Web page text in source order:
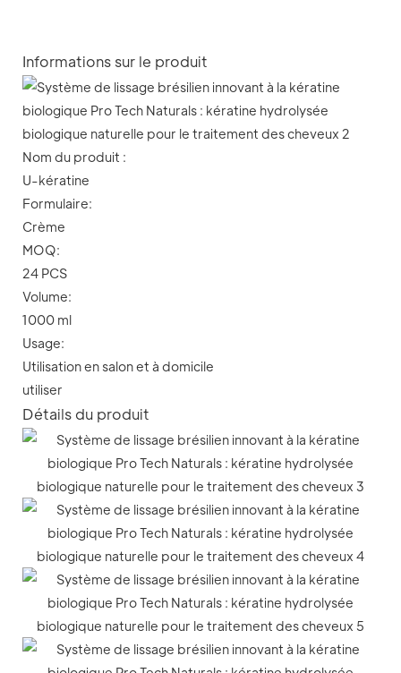
Informations sur le produit
Nom du produit :
U-kératine
Formulaire:
Crème
MOQ:
24 PCS
Volume:
1000 ml
Usage:
Utilisation en salon et à domicile
utiliser
Détails du produit